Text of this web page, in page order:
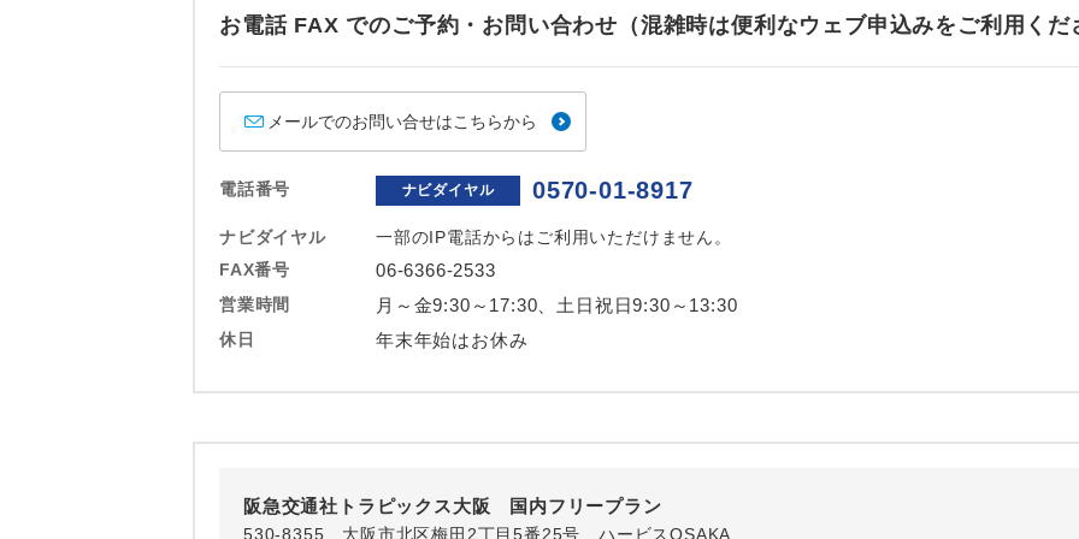
お電話 FAX でのご予約・お問い合わせ（混雑時は便利なウェブ申込みをご利用くだ
メールでのお問い合せはこちらから
電話番号 ナビダイヤル 0570-01-8917
ナビダイヤル
一部のIP電話からはご利用いただけません。
FAX番号
06-6366-2533
営業時間 月～金9:30～17:30、土日祝日9:30～13:30
休日 年末年始はお休み
阪急交通社トラピックス大阪 国内フリープラン
530-8355 大阪市北区梅田2丁目5番25号 ハービスOSAKA
ホテル指定 ご紹介するホテルを指定したコースです。
おひとり様バス2席利用 おひとり様でバス席を2席利⽤できます。